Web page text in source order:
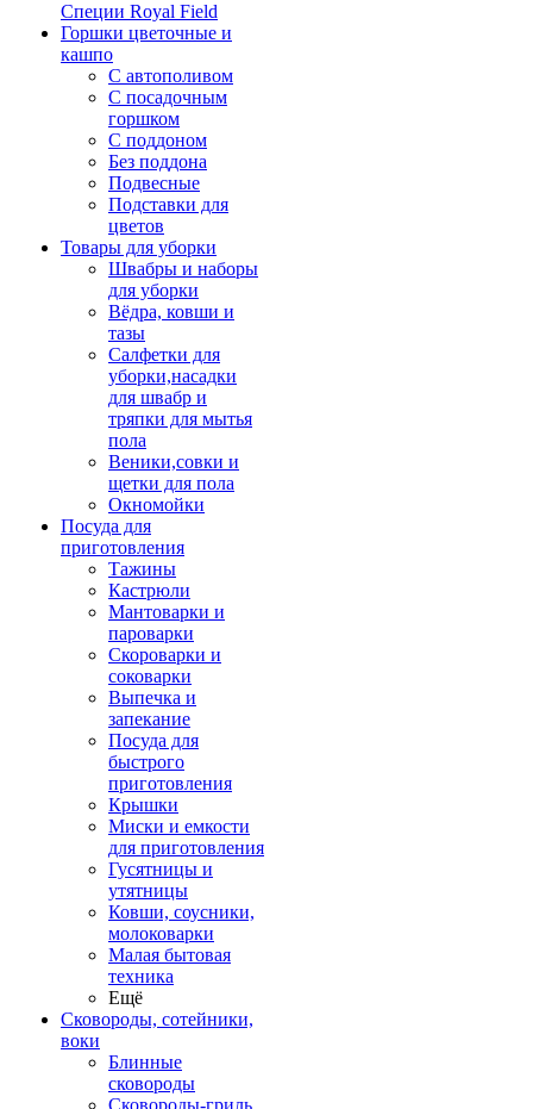
Специи Royal Field
Горшки цветочные и
кашпо
С автополивом
С посадочным
горшком
С поддоном
Без поддона
Подвесные
Подставки для
цветов
Товары для уборки
Швабры и наборы
для уборки
Вёдра, ковши и
тазы
Салфетки для
уборки,насадки
для швабр и
тряпки для мытья
пола
Веники,совки и
щетки для пола
Окномойки
Посуда для
приготовления
Тажины
Кастрюли
Мантоварки и
пароварки
Скороварки и
соковарки
Выпечка и
запекание
Посуда для
быстрого
приготовления
Крышки
Миски и емкости
для приготовления
Гусятницы и
утятницы
Ковши, соусники,
молоковарки
Малая бытовая
техника
Ещё
Сковороды, сотейники,
воки
Блинные
сковороды
Сковороды-гриль